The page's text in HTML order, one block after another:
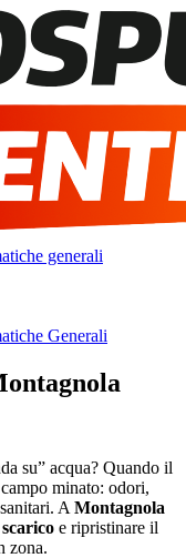
generali
Generali
su” acqua? Quando il
minato: odori,
A Montagnola
e ripristinare il
zona.